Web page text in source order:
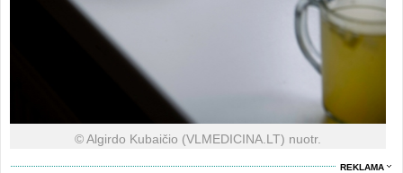
© Algirdo Kubaičio (VLMEDICINA.LT) nuotr.
REKLAMA